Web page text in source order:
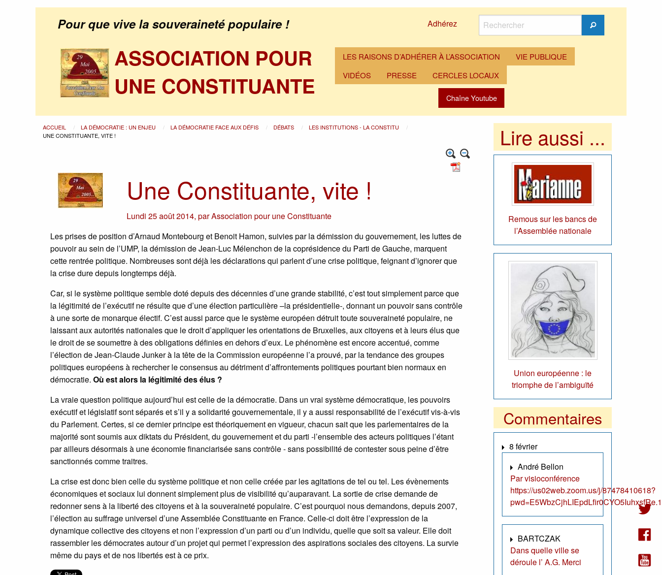
Pour que vive la souveraineté populaire ! Adhérez
Rechercher
Rechercher
ASSOCIATION POUR
UNE CONSTITUANTE
LES RAISONS D’ADHÉRER À L’ASSOCIATION
VIE PUBLIQUE
VIDÉOS
PRESSE CERCLES LOCAUX
Chaîne Youtube
ACCUEIL LA DÉMOCRATIE : UN ENJEU LA DÉMOCRATIE FACE AUX DÉFIS DÉBATS
LES INSTITUTIONS - LA CONSTITU
UNE CONSTITUANTE, VITE !
Une Constituante, vite !
Lundi 25 août 2014,parAssociation pour une Constituante
Les prises de position d’Arnaud Montebourg et Benoit Hamon, suivies par la démission du gouvernement, les luttes de
pouvoir au sein de l’UMP, la démission de Jean-Luc Mélenchon de la coprésidence du Parti de Gauche, marquent
cette rentrée politique. Nombreuses sont déjà les déclarations qui parlent d’une crise politique, feignant d’ignorer que
la crise dure depuis longtemps déjà.
Car, si le système politique semble doté depuis des décennies d’une grande stabilité, c’est tout simplement parce que
la légitimité de l’exécutif ne résulte que d’une élection particulière –la présidentielle-, donnant un pouvoir sans contrôle
à une sorte de monarque électif. C’est aussi parce que le système européen détruit toute souveraineté populaire, ne
laissant aux autorités nationales que le droit d’appliquer les orientations de Bruxelles, aux citoyens et à leurs élus que
le droit de se soumettre à des obligations définies en dehors d’eux. Le phénomène est encore accentué, comme
l’élection de Jean-Claude Junker à la tête de la Commission européenne l’a prouvé, par la tendance des groupes
politiques européens à rechercher le consensus au détriment d’affrontements politiques pourtant bien normaux en
démocratie. Où est alors la légitimité des élus ?
La vraie question politique aujourd’hui est celle de la démocratie. Dans un vrai système démocratique, les pouvoirs
exécutif et législatif sont séparés et s’il y a solidarité gouvernementale, il y a aussi responsabilité de l’exécutif vis-à-vis
du Parlement. Certes, si ce dernier principe est théoriquement en vigueur, chacun sait que les parlementaires de la
majorité sont soumis aux diktats du Président, du gouvernement et du parti -l’ensemble des acteurs politiques l’étant
par ailleurs désormais à une économie financiarisée sans contrôle - sans possibilité de contester sous peine d’être
sanctionnés comme traitres.
La crise est donc bien celle du système politique et non celle créée par les agitations de tel ou tel. Les évènements
économiques et sociaux lui donnent simplement plus de visibilité qu’auparavant. La sortie de crise demande de
redonner sens à la liberté des citoyens et à la souveraineté populaire. C’est pourquoi nous demandons, depuis 2007,
l’élection au suffrage universel d’une Assemblée Constituante en France. Celle-ci doit être l’expression de la
dynamique collective des citoyens et non l’expression d’un parti ou d’un individu, quelle que soit sa valeur. Elle doit
rassembler les démocrates autour d’un projet qui permet l’expression des aspirations sociales des citoyens. La survie
même du pays et de nos libertés est à ce prix.
Lire aussi ...
Remous sur les bancs de
l’Assemblée nationale
Union européenne : le
triomphe de l’ambiguïté
Commentaires
8 février
André Bellon
Par visioconférence
https://us02web.zoom.us/j/87478410618?
BARTCZAK
Dans quelle ville se
déroule l’ A.G. Merci